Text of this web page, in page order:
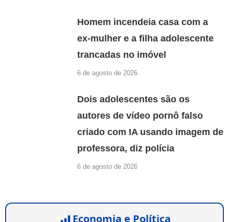
Homem incendeia casa com a
ex-mulher e a filha adolescente
trancadas no imóvel
6 de agosto de 2026
Dois adolescentes são os
autores de vídeo pornô falso
criado com IA usando imagem de
professora, diz polícia
6 de agosto de 2026
Economia e Política